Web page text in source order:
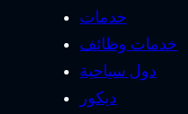
خدمات
خدمات وظائف
دول سياحية
ديكور